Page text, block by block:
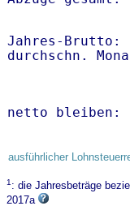
netto
ausführlicher
1: die Jahresbeträge
2017a